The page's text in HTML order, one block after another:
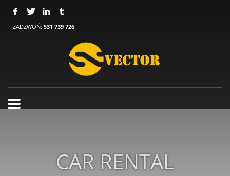
ZADZWOŃ: 531 739 726
CAR RENTAL